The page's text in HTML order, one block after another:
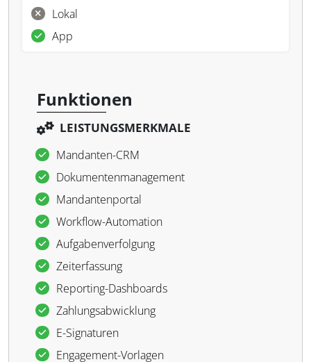
Lokal
App
Funktionen
LEISTUNGSMERKMALE
Mandanten-CRM
Dokumentenmanagement
Mandantenportal
Workflow-Automation
Aufgabenverfolgung
Zeiterfassung
Reporting-Dashboards
Zahlungsabwicklung
E-Signaturen
Engagement-Vorlagen